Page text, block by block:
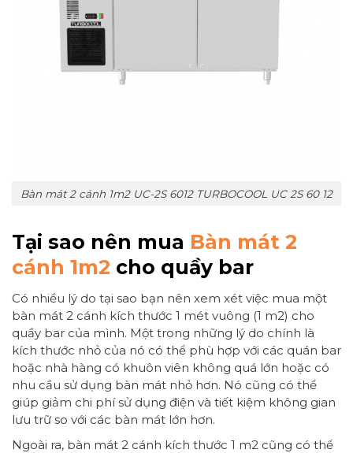
Bàn mát 2 cánh 1m2 UC-2S 6012 TURBOCOOL UC 2S 60 12
Tại sao nên mua Bàn mát 2
cánh 1m2 cho quầy bar
Có nhiều lý do tại sao bạn nên xem xét việc mua một
bàn mát 2 cánh kích thước 1 mét vuông (1 m2) cho
quầy bar của mình. Một trong những lý do chính là
kích thước nhỏ của nó có thể phù hợp với các quán bar
hoặc nhà hàng có khuôn viên không quá lớn hoặc có
nhu cầu sử dụng bàn mát nhỏ hơn. Nó cũng có thể
giúp giảm chi phí sử dụng điện và tiết kiệm không gian
lưu trữ so với các bàn mát lớn hơn.
Ngoài ra, bàn mát 2 cánh kích thước 1 m2 cũng có thể